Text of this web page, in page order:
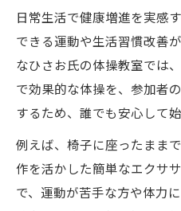
日常生活で健康増進を実感
できる運動や生活習慣改善
なひさお氏の体操教室では
で効果的な体操を、参加者
するため、誰でも安心して始
例えば、椅子に座ったまま
作を活かした簡単なエクサ
で、運動が苦手な方や体力